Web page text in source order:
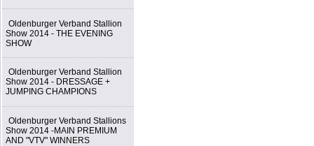
Oldenburger Verband Stallion
Show 2014 - THE EVENING
SHOW
Oldenburger Verband Stallion
Show 2014 - DRESSAGE +
JUMPING CHAMPIONS
Oldenburger Verband Stallions
Show 2014 -MAIN PREMIUM
AND "VTV" WINNERS